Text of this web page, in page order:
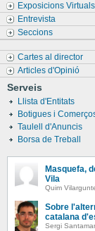
Exposicions Virtuals
Entrevista
Seccions
Cartes al director
Articles d'Opinió
Serveis
Llista d'Entitats
Botigues i
Taulell d'Anuncis
Borsa de Treball
Masquefa,
Vila
Quim
Sobre
catalana
Sergi